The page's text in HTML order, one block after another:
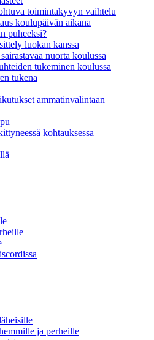
toimintakyvyn vaihtelu
koulupäivän aikana
puheeksi?
luokan kanssa
nuorta koulussa
tukeminen koulussa
tukena
ammatinvalintaan
kohtauksessa
ja perheille